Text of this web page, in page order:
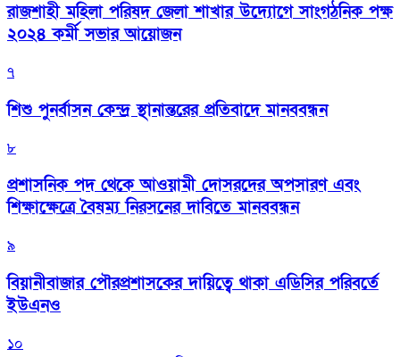
রাজশাহী মহিলা পরিষদ জেলা শাখার উদ্যোগে সাংগঠনিক পক্ষ
২০২৪ কর্মী সভার আয়োজন
৭
শিশু পুনর্বাসন কেন্দ্র স্থানান্তরের প্রতিবাদে মানববন্ধন
৮
প্রশাসনিক পদ থেকে আওয়ামী দোসরদের অপসারণ এবং
শিক্ষাক্ষেত্রে বৈষম্য নিরসনের দাবিতে মানববন্ধন
৯
বিয়ানীবাজার পৌরপ্রশাসকের দায়িত্বে থাকা এডিসির পরিবর্তে
ইউএনও
১০